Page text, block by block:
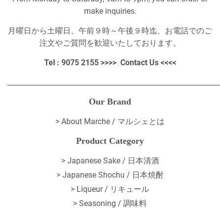
make inquiries.
月曜日から土曜日、午前９時～午後９時迄、お電話でのご
注文やご質問を歓迎いたしております。
Tel : 9075 2155 >>>> Contact Us<<<<
Our Brand
> About Marche / マルシェとは
Product Category
> Japanese Sake / 日本清酒
> Japanese Shochu / 日本焼酎
> Liqueur / リキュール
> Seasoning / 調味料